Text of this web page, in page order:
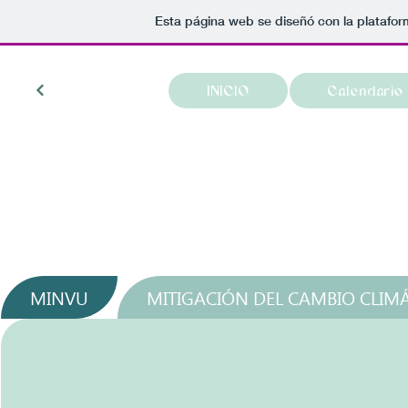
Esta página web se diseñó con la
INICIO Calendario
MINVU MITIGACIÓN DEL CAMBIO